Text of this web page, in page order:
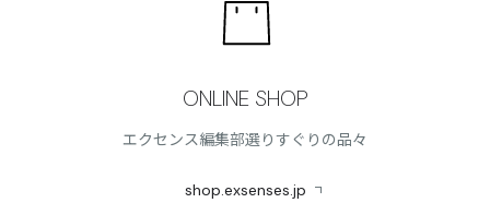
ONLINE SHOP
エクセンス編集部選りすぐりの品々
shop.exsenses.jp